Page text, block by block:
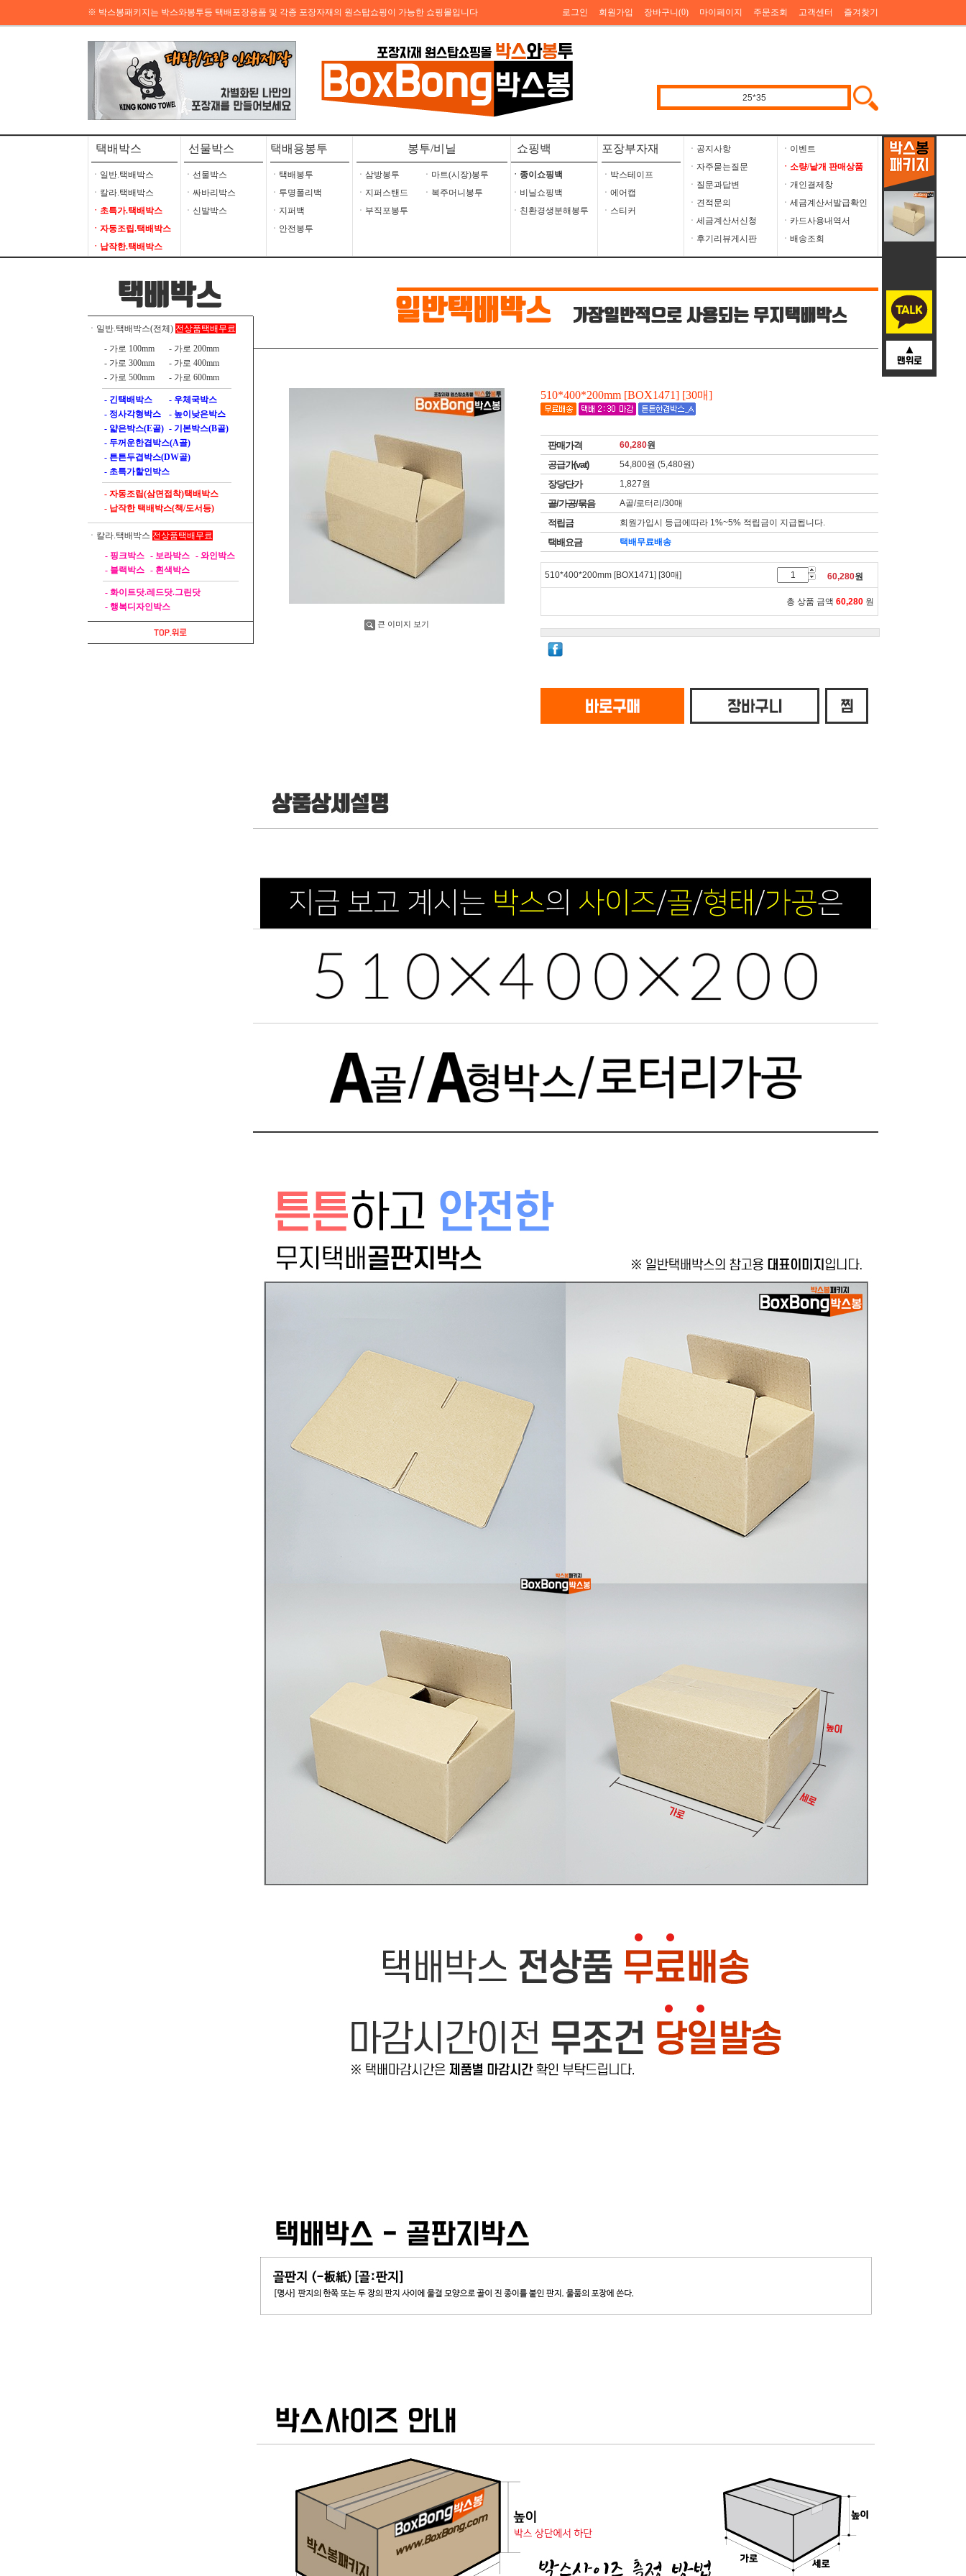
※ 박스봉패키지는 박스와봉투등 택배포장용품 및 각종 포장자재의 원스탑쇼핑이 가능한 쇼핑몰입니다 로그인 회원가입 장바구니(0) 마이페이지 주문조회 고객센터 즐겨찾기
택배박스
ㆍ일반.택배박스
ㆍ칼라.택배박스
ㆍ초특가.택배박스
ㆍ자동조립.택배박스
ㆍ납작한.택배박스
선물박스
ㆍ선물박스
ㆍ싸바리박스
ㆍ신발박스
택배용봉투
ㆍ택배봉투
ㆍ투명폴리백
ㆍ지퍼백
ㆍ안전봉투
봉투/비닐
ㆍ삼방봉투
ㆍ마트(시장)봉투
ㆍ지퍼스탠드
ㆍ복주머니봉투
ㆍ부직포봉투
쇼핑백
ㆍ종이쇼핑백
ㆍ비닐쇼핑백
ㆍ친환경생분해봉투
포장부자재
ㆍ박스테이프
ㆍ에어캡
ㆍ스티커
ㆍ공지사항
ㆍ자주묻는질문
ㆍ질문과답변
ㆍ견적문의
ㆍ세금계산서신청
ㆍ후기리뷰게시판
ㆍ이벤트
ㆍ소량/낱개 판매상품
ㆍ개인결제창
ㆍ세금계산서발급확인
ㆍ카드사용내역서
ㆍ배송조회
ㆍ일반.택배박스(전체) 전상품택배무료
- 가로 100mm
- 가로 200mm
- 가로 300mm
- 가로 400mm
- 가로 500mm
- 가로 600mm
- 긴택배박스
- 우체국박스
- 정사각형박스
- 높이낮은박스
- 얇은박스(E골) - 기본박스(B골)
- 두꺼운한겹박스(A골)
- 튼튼두겹박스(DW골)
- 초특가할인박스
- 자동조립(삼면접착)택배박스
- 납작한 택배박스(책/도서등)
ㆍ칼라.택배박스 전상품택배무료
- 핑크박스 - 보라박스 - 와인박스
- 블랙박스 - 흰색박스
- 화이트닷.레드닷.그린닷
- 행복디자인박스
큰 이미지 보기
510*400*200mm [BOX1471] [30매]
판매가격 60,280원
공급가(vat) 54,800원 (5,480원)
장당단가 1,827원
골/가공/묶음 A골/로터리/30매
적립금 회원가입시 등급에따라 1%~5% 적립금이 지급됩니다.
택배요금 택배무료배송
510*400*200mm [BOX1471] [30매] 60,280원
총 상품 금액 60,280 원